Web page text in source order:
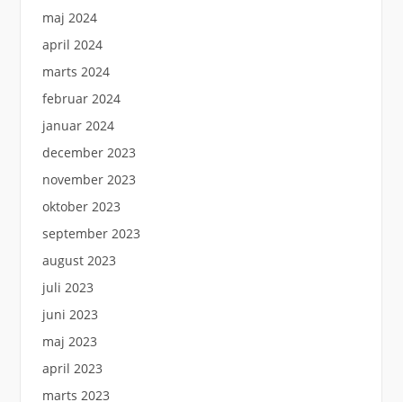
maj 2024
april 2024
marts 2024
februar 2024
januar 2024
december 2023
november 2023
oktober 2023
september 2023
august 2023
juli 2023
juni 2023
maj 2023
april 2023
marts 2023